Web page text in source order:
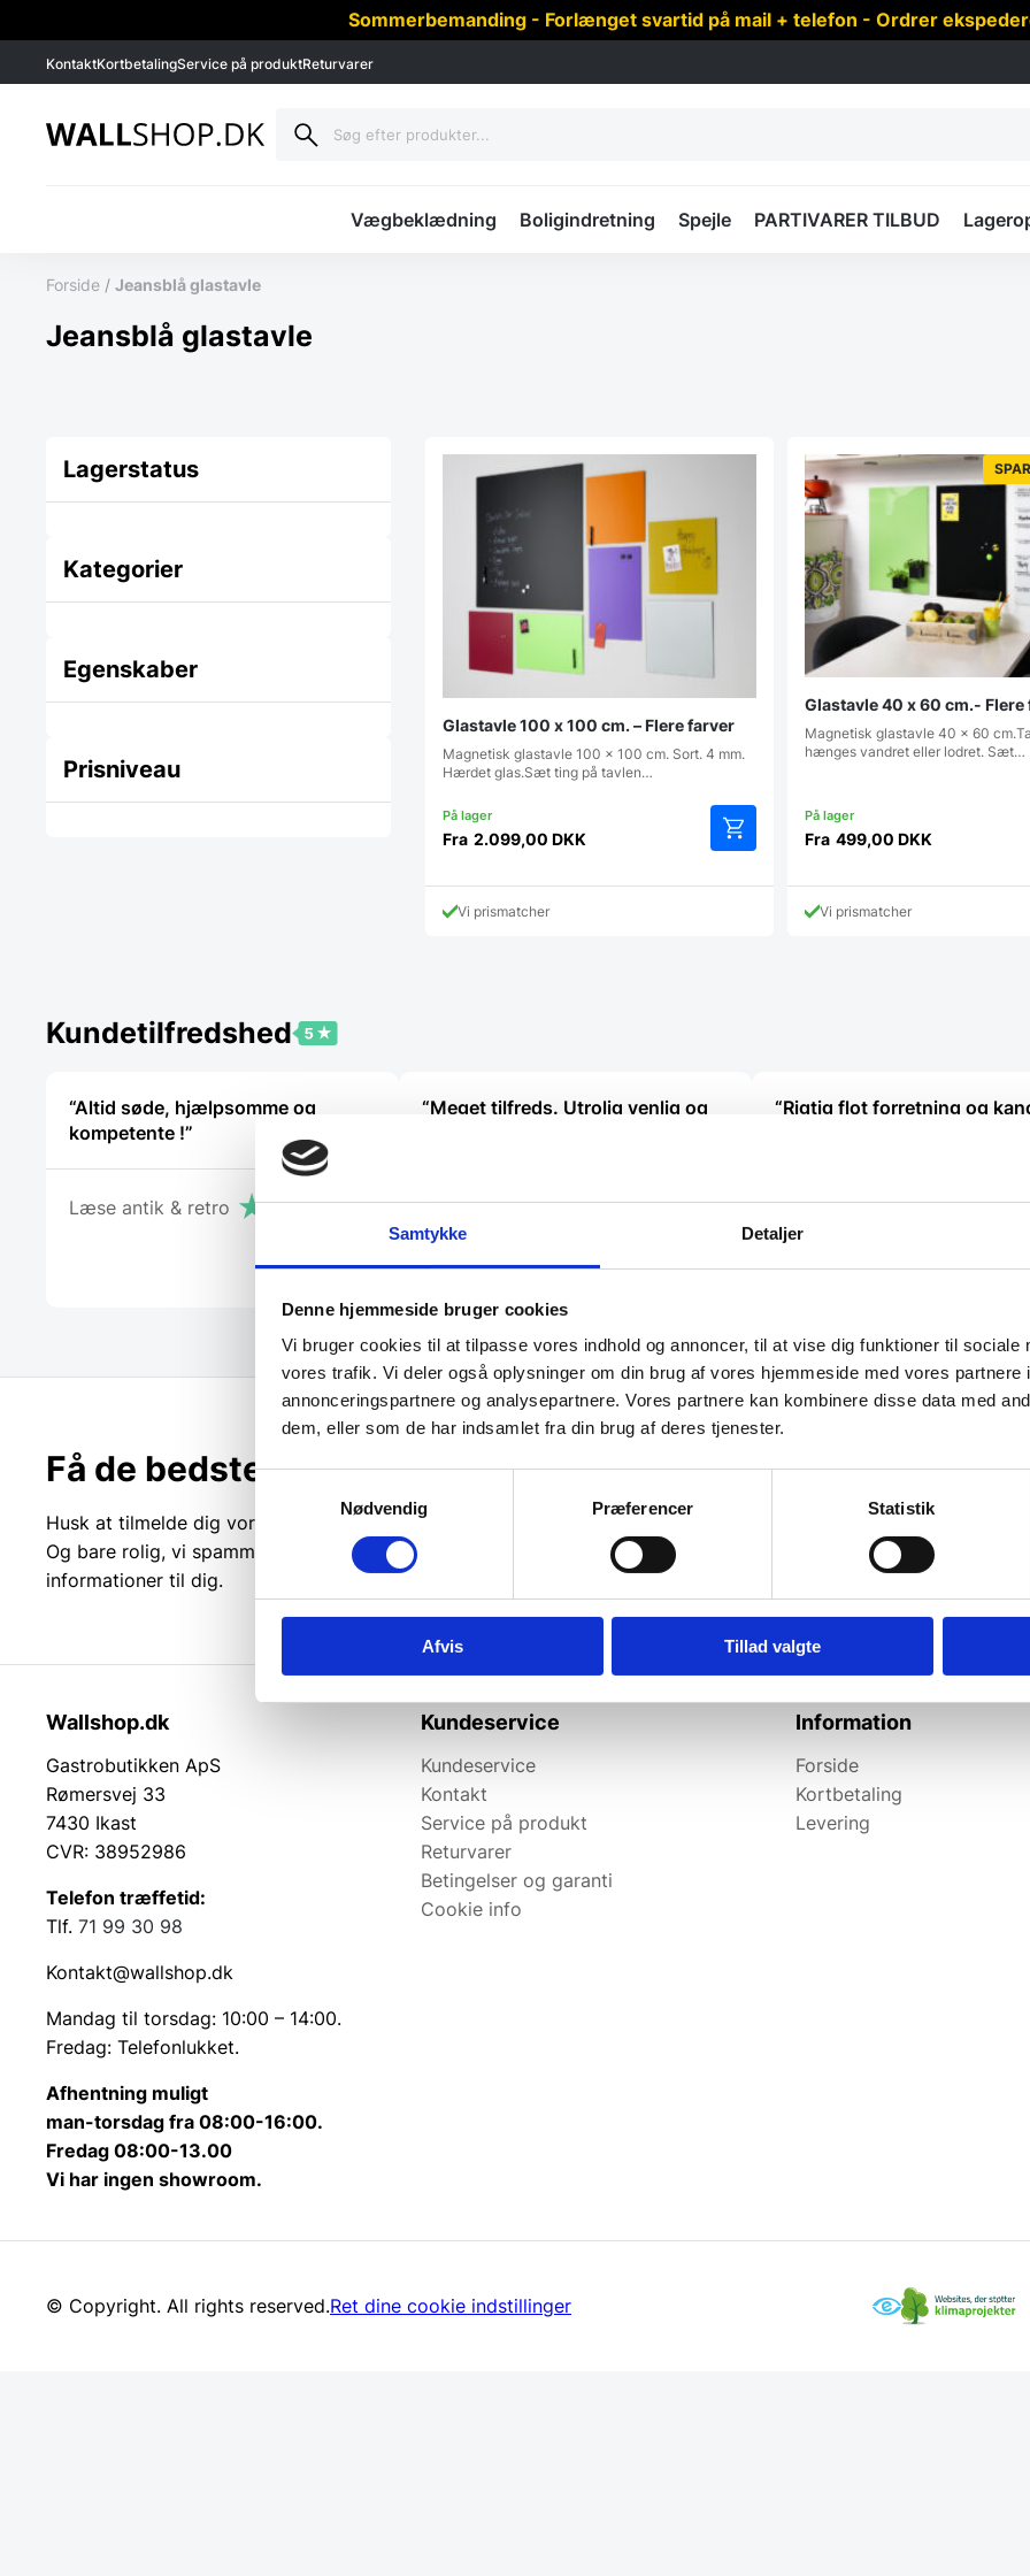
Samtykke Detaljer
Denne hjemmeside bruger cookies
Vi bruger cookies til at tilpasse vores indhold og annoncer, til at vise dig funktioner til sociale
vores trafik. Vi deler også oplysninger om din brug af vores hjemmeside med vores partnere
annonceringspartnere og analysepartnere. Vores partnere kan kombinere disse data med
dem, eller som de har indsamlet fra din brug af deres tjenester.
Samtykkevalg
Nødvendig
Præferencer Statistik
Afvis Tillad valgte
Sommerbemanding - Forlænget svartid på mail + telefon - Ordrer
KontaktKortbetalingService på produktReturvarer
Vægbeklædning Boligindretning Spejle PARTIVARER TILBUD
Forside / Jeansblå glastavle
Jeansblå glastavle
Lagerstatus
Kategorier
Egenskaber
Prisniveau
Glastavle 100 x 100 cm. – Flere farver
Magnetisk glastavle 100 x 100 cm. Sort. 4 mm.
Hærdet glas.Sæt ting på tavlen…
Fra 2.099,00 DKK
vare
Vi prismatcher
Glastavle 40 x 60 cm.- Flere
Magnetisk glastavle 40 x 60
hænges vandret eller lodret. Sæt…
Fra 499,00DKK
Vi prismatcher
Kundetilfredshed
“Altid søde, hjælpsomme og
kompetente !”
Læse antik & retro
“Meget tilfreds. Utrolig venlig og
Steffen
“Rigtig flot forretning og
Tommy Bengtson
Få de bedste tilbud først!
Husk at tilmelde dig vores nyhedsbrev og vær først til de bedste tilbud.
Og bare rolig, vi spammer dig ikke, men sender kun relevante tilbud og
informationer til dig.
Wallshop.dk
Gastrobutikken ApS
Rømersvej 33
7430 Ikast
CVR: 38952986
Telefon træffetid:
Tlf. 71 99 30 98
Kontakt@wallshop.dk
Mandag til torsdag: 10:00 – 14:00.
Fredag: Telefonlukket.
Afhentning muligt
man-torsdag fra 08:00-16:00.
Fredag 08:00-13.00
Vi har ingen showroom.
Kundeservice
Kundeservice
Kontakt
Service på produkt
Returvarer
Betingelser og garanti
Cookie info
Information
Forside
Kortbetaling
Levering
© Copyright. All rights reserved.Ret dine cookie indstillinger